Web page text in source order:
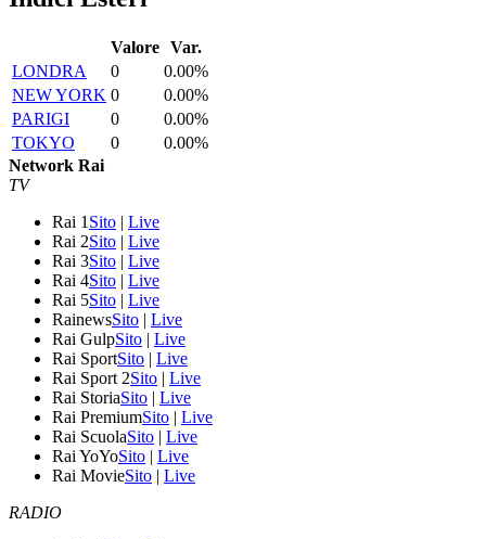
Valore Var.
LONDRA
0
0.00%
NEW YORK 0
0.00%
PARIGI
0
0.00%
TOKYO
0
0.00%
Network Rai
TV
Rai 1 Sito | Live
Rai 2Sito | Live
Rai 3Sito | Live
Rai 4Sito | Live
Rai 5Sito | Live
RainewsSito | Live
Rai GulpSito | Live
Rai SportSito | Live
Rai Sport 2Sito | Live
Rai StoriaSito | Live
Rai PremiumSito | Live
Rai ScuolaSito | Live
Rai YoYoSito | Live
Rai MovieSito | Live
RADIO